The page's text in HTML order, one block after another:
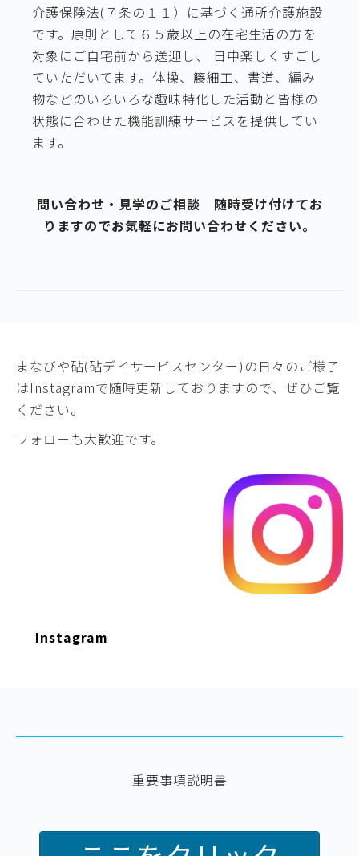
介護保険法(７条の１１）に基づく通所介護施設
です。原則として６５歳以上の在宅生活の方を
対象にご自宅前から送迎し、 日中楽しくすごし
ていただいてます。体操、籐細工、書道、編み
物などのいろいろな趣味特化した活動と皆様の
状態に合わせた機能訓練サービスを提供してい
ます。
問い合わせ・見学のご相談 随時受け付けてお
りますのでお気軽にお問い合わせください。
まなびや砧(砧デイサービスセンター)の日々のご様子
はInstagramで随時更新しておりますので、ぜひご覧
ください。
フォローも大歓迎です。
Instagram
重要事項説明書